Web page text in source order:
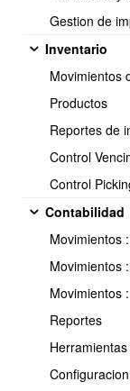
Gestion de
Inventario
Movimientos
Productos
Reportes de
Control
Control
Contabilidad
Movimientos
Movimientos
Movimientos
Reportes
Herramientas
Configuracion
la paginaGUARDAR